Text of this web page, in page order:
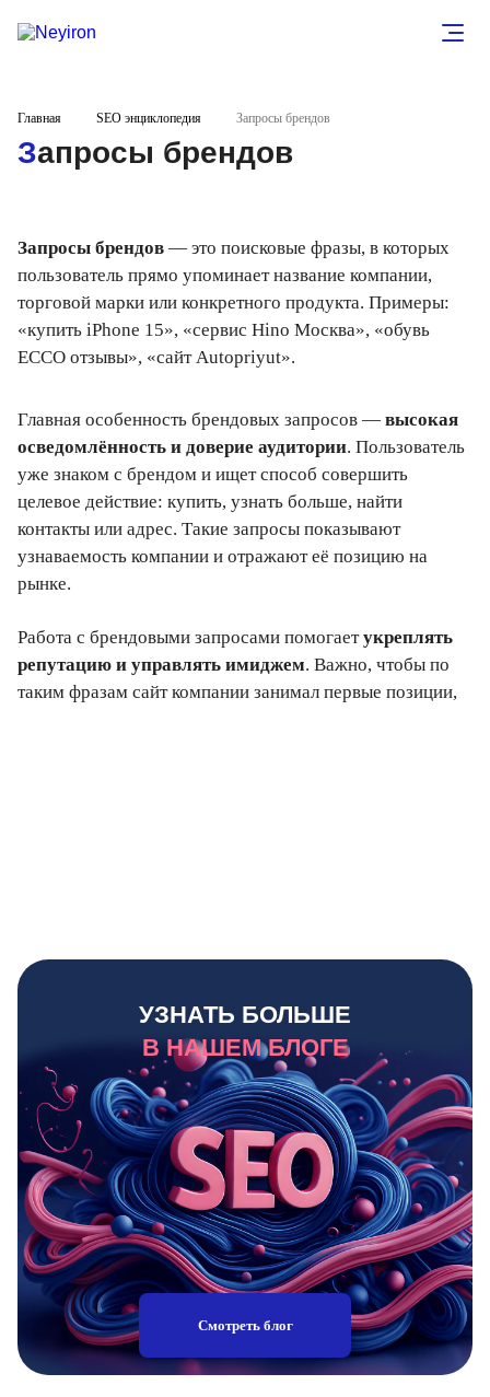
Главная SEO энциклопедия Запросы брендов
Запросы брендов
Запросы брендов — это поисковые фразы, в которых
пользователь прямо упоминает название компании,
торговой марки или конкретного продукта. Примеры:
«купить iPhone 15», «сервис Hino Москва», «обувь
ECCO отзывы», «сайт Autopriyut».
Главная особенность брендовых запросов — высокая
осведомлённость и доверие аудитории. Пользователь
уже знаком с брендом и ищет способ совершить
целевое действие: купить, узнать больше, найти
контакты или адрес. Такие запросы показывают
узнаваемость компании и отражают её позицию на
рынке.
Работа с брендовыми запросами помогаетукреплять
репутацию и управлять имиджем. Важно, чтобы по
таким фразам сайт компании занимал первые позиции,
УЗНАТЬ БОЛЬШЕ
В НАШЕМ БЛОГЕ
Смотреть блог